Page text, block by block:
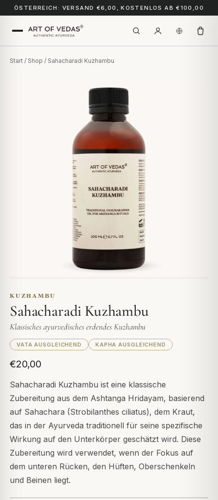
ÖSTERREICH: VERSAND €6,00, KOSTENLOS AB €100,00
Start / Shop / Sahacharadi Kuzhambu
KUZHAMBU
Sahacharadi Kuzhambu
Klassisches ayurvedisches erdendes Kuzhambu
VATA AUSGLEICHEND KAPHA AUSGLEICHEND
€20,00
Sahacharadi Kuzhambu ist eine klassische
Zubereitung aus dem Ashtanga Hridayam, basierend
auf Sahachara (Strobilanthes ciliatus), dem Kraut,
das in der Ayurveda traditionell für seine spezifische
Wirkung auf den Unterkörper geschätzt wird. Diese
Zubereitung wird verwendet, wenn der Fokus auf
dem unteren Rücken, den Hüften, Oberschenkeln
und Beinen liegt.